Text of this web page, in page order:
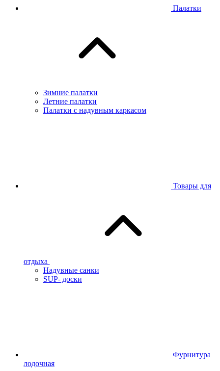
Палатки
Зимние палатки
Летние палатки
Палатки с надувным каркасом
Товары для
отдыха
Надувные санки
SUP- доски
Фурнитура
лодочная